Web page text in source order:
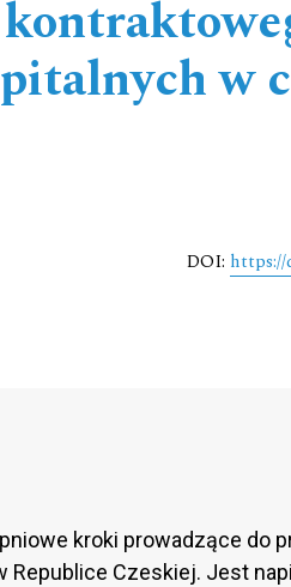
w
DOI: https://
kroki prowadzące do
Republice Czeskiej. Jest